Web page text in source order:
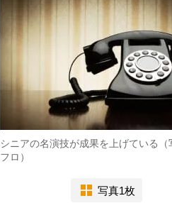
シニアの名演技が成果を上げている（
フロ）
写真1枚